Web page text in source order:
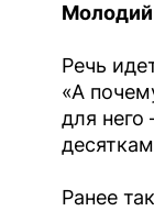
Речь
«А
для
Ранее